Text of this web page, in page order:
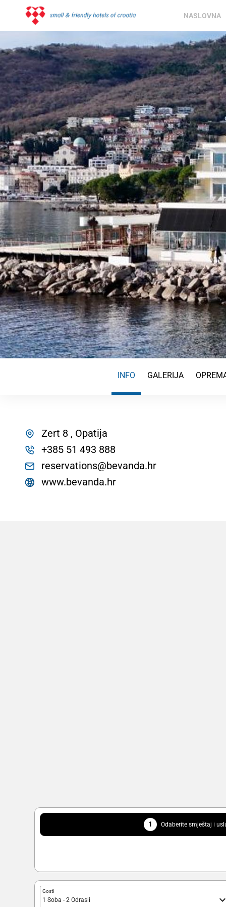
NASLOVNA
INFO GALERIJA
Zert 8 , Opatija
+385 51 493 888
reservations@bevanda.hr
www.bevanda.hr
1 Odaberite smještaj i
Gosti
1 Soba - 2 Odrasli